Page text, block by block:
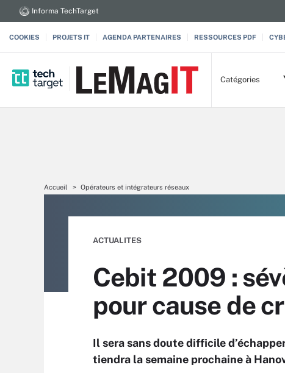
Informa TechTarget
COOKIES PROJETS IT AGENDA PARTENAIRES RESSOURCES PDF
Catégories
Accueil Opérateurs et intégrateurs réseaux
ACTUALITES
Cebit 2009 :
pour cause de
Il sera sans doute difficile
tiendra la semaine prochaine à